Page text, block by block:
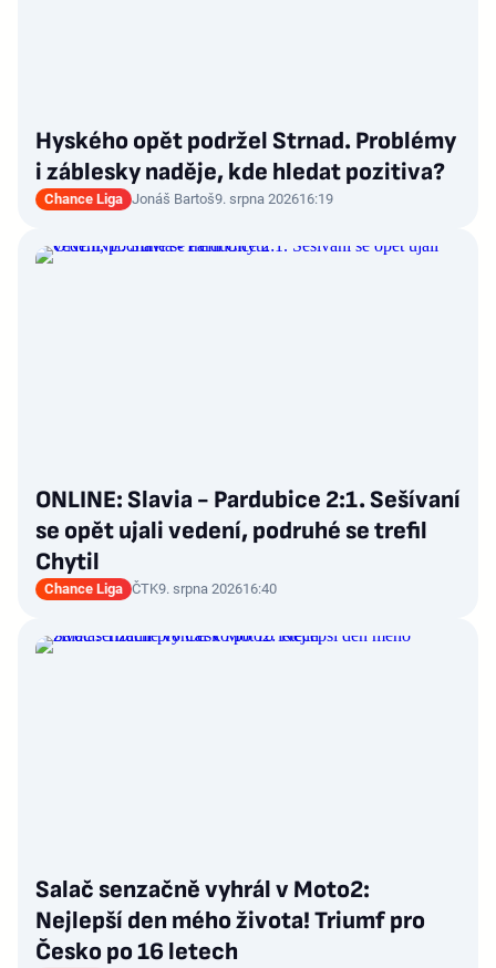
Hyského opět podržel Strnad. Problémy
i záblesky naděje, kde hledat pozitiva?
Chance Liga Jonáš Bartoš9. srpna 202616:19
ONLINE: Slavia - Pardubice 2:1. Sešívaní
se opět ujali vedení, podruhé se trefil
Chytil
Chance Liga ČTK9. srpna 202616:40
Salač senzačně vyhrál v Moto2:
Nejlepší den mého života! Triumf pro
Česko po 16 letech